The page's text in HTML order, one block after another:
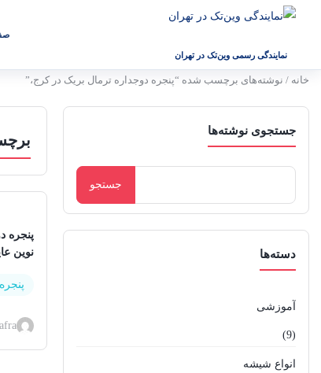
نمایندگی رسمی وین‌تک در تهران
خانه / نوشته‌های برچسب شده “پنجره دوجداره ترمال بریک در کرج،”
جستجوی نوشته‌ها
برای:
دسته‌ها
آموزشی
(9)
انواع شیشه
پنجره
نوین
afra